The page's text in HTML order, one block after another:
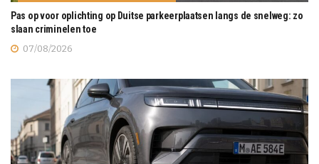
Pas op voor oplichting op Duitse parkeerplaatsen langs de snelweg: zo
slaan criminelen toe
07/08/2026